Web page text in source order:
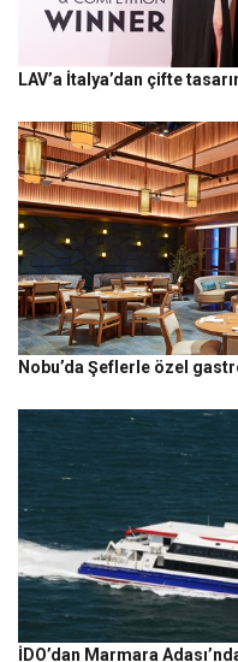
LAV’a İtalya’dan çifte
Nobu’da Şeflerle özel
İDO’dan Marmara